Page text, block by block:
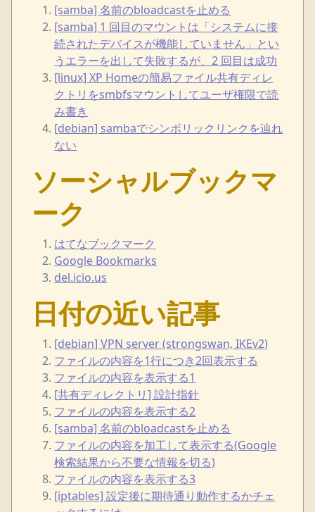
[samba] 名前のbloadcastを止める
[samba] 1 回目のマウントは「システムに接
続されたデバイスが機能していません」とい
うエラーを出して失敗するが、2 回目は成功
[linux] XP Homeの簡易ファイル共有ディレ
クトリをsmbfsマウントしてユーザ権限で読
み書き
[debian] sambaでシンボリックリンクを辿れ
ない
ソーシャルブックマ
ーク
はてなブックマーク
Google Bookmarks
del.icio.us
日付の近い記事
[debian] VPN server (strongswan, IKEv2)
ファイルの内容を1行につき2回表示する
ファイルの内容を表示する1
[共有ディレクトリ] 設計指針
ファイルの内容を表示する2
[samba] 名前のbloadcastを止める
ファイルの内容を加工して表示する(Google
検索結果から不要な情報を切る)
ファイルの内容を表示する3
[iptables] 設定後に期待通り動作するかチェ